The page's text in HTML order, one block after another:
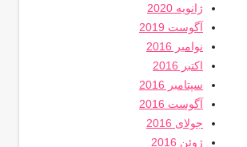
ژانویه 2020
آگوست 2019
نوامبر 2016
اکتبر 2016
سپتامبر 2016
آگوست 2016
جولای 2016
ژوئن 2016